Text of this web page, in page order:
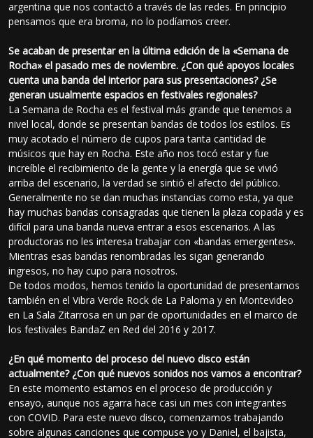
argentina que nos contactó a través de las redes. En principio
pensamos que era broma, no lo podíamos creer.
Se acaban de presentar en la última edición de la «Semana de
Rocha» el pasado mes de noviembre. ¿Con qué apoyos locales
cuenta una banda del interior para sus presentaciones? ¿Se
generan usualmente espacios en festivales regionales?
La Semana de Rocha es el festival más grande que tenemos a
nivel local, donde se presentan bandas de todos los estilos. Es
muy acotado el número de cupos para tanta cantidad de
músicos que hay en Rocha. Este año nos tocó estar y fue
increíble el recibimiento de la gente y la energía que se vivió
arriba del escenario, la verdad se sintió el afecto del público.
Generalmente no se dan muchas instancias como esta, ya que
hay muchas bandas consagradas que tienen la plaza copada y es
difícil para una banda nueva entrar a esos escenarios. A las
productoras no les interesa trabajar con «bandas emergentes».
Mientras esas bandas renombradas les sigan generando
ingresos, no hay cupo para nosotros.
De todos modos, hemos tenido la oportunidad de presentarnos
también en el Vibra Verde Rock de La Paloma y en Montevideo
en La Sala Zitarrosa en un par de oportunidades en el marco de
los festivales BandaZ en Red del 2016 y 2017.
¿En qué momento del proceso del nuevo disco están
actualmente? ¿Con qué nuevos sonidos nos vamos a encontrar?
En este momento estamos en el proceso de producción y
ensayo, aunque nos agarra hace casi un mes con integrantes
con COVID. Para este nuevo disco, comenzamos trabajando
sobre algunas canciones que compuse yo y Daniel, el bajista,